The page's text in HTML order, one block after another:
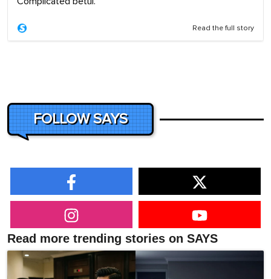
Read the full story
FOLLOW SAYS
Read more trending stories on SAYS